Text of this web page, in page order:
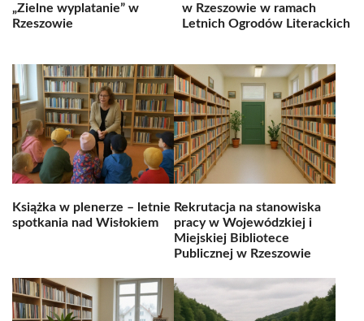
„Zielne wyplatanie” w
Rzeszowie
w Rzeszowie w ramach
Letnich Ogrodów Literackich
Książka w plenerze – letnie
spotkania nad Wisłokiem
Rekrutacja na stanowiska
pracy w Wojewódzkiej i
Miejskiej Bibliotece
Publicznej w Rzeszowie